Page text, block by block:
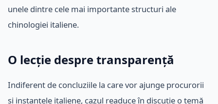
unele dintre cele mai importante structuri ale
chinologiei italiene.
O lecție despre transparență
Indiferent de concluziile la care vor ajunge procurorii
și instanțele italiene, cazul readuce în discuție o temă